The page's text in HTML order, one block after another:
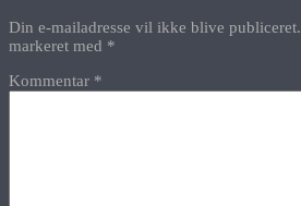
Din e-mailadresse vil ikke blive publiceret.
markeret med *
Kommentar *